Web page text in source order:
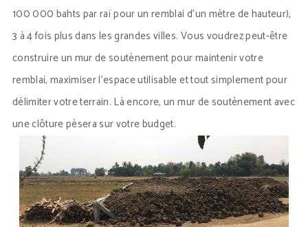
100 000 bahts par raï pour un remblai d’un mètre de hauteur),
3 à 4 fois plus dans les grandes villes. Vous voudrez peut-être
construire un mur de soutènement pour maintenir votre
remblai, maximiser l’espace utilisable et tout simplement pour
délimiter votre terrain. Là encore, un mur de soutènement avec
une clôture pèsera sur votre budget.